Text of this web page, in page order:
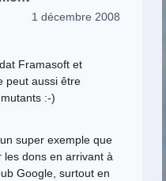
1 décembre 2008
Framasoft et
peut aussi être
:-)
super exemple que
les dons en arrivant à
Google, surtout en